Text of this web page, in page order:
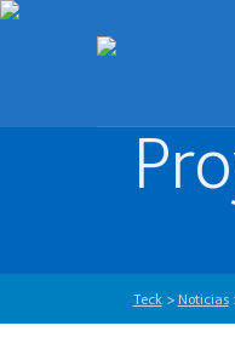
Teck> Noticias